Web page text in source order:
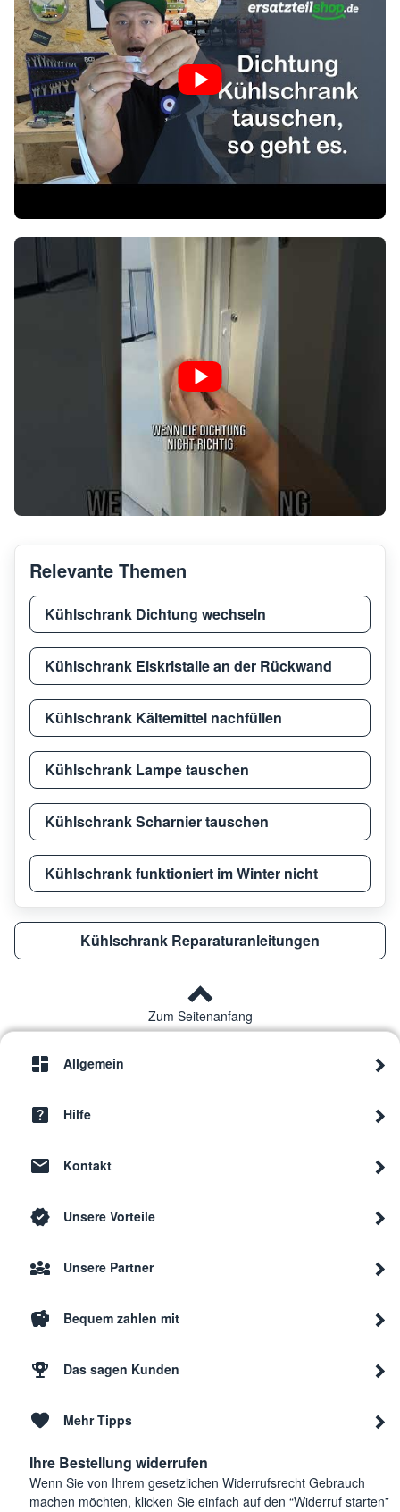
Relevante Themen
Kühlschrank Dichtung wechseln
Kühlschrank Eiskristalle an der Rückwand
Kühlschrank Kältemittel nachfüllen
Kühlschrank Lampe tauschen
Kühlschrank Scharnier tauschen
Kühlschrank funktioniert im Winter nicht
Kühlschrank Reparaturanleitungen
Zum Seitenanfang
Allgemein
Hilfe
Kontakt
Unsere Vorteile
Unsere Partner
Bequem zahlen mit
Das sagen Kunden
Mehr Tipps
Ihre Bestellung widerrufen
Wenn Sie von Ihrem gesetzlichen Widerrufsrecht Gebrauch
machen möchten, klicken Sie einfach auf den “Widerruf starten”